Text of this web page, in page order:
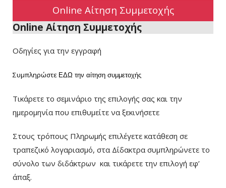
Online Αίτηση Συμμετοχής
Online Αίτηση Συμμετοχής
Οδηγίες για την εγγραφή
Συμπληρώστε ΕΔΩ την αίτηση συμμετοχής
Τικάρετε το σεμινάριο της επιλογής σας και την
ημερομηνία που επιθυμείτε να ξεκινήσετε
Στους τρόπους Πληρωμής επιλέγετε κατάθεση σε
τραπεζικό λογαριασμό, στα Δίδακτρα συμπληρώνετε το
σύνολο των διδάκτρων και τικάρετε την επιλογή εφ’
άπαξ.